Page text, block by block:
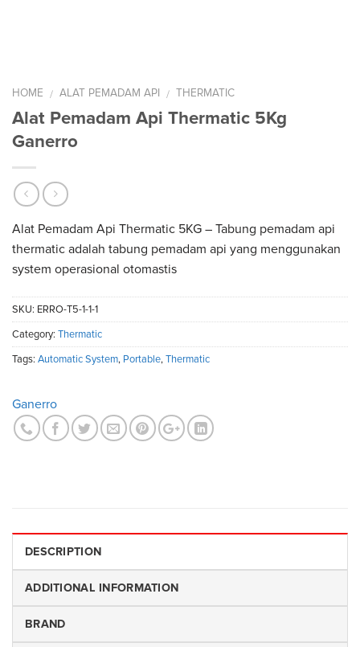
HOME / ALAT PEMADAM API / THERMATIC
Alat Pemadam Api Thermatic 5Kg
Ganerro
Alat Pemadam Api Thermatic 5KG – Tabung pemadam api
thermatic adalah tabung pemadam api yang menggunakan
system operasional otomastis
SKU: ERRO-T5-1-1-1
Category: Thermatic
Tags: Automatic System, Portable,Thermatic
Ganerro
DESCRIPTION
ADDITIONAL INFORMATION
BRAND